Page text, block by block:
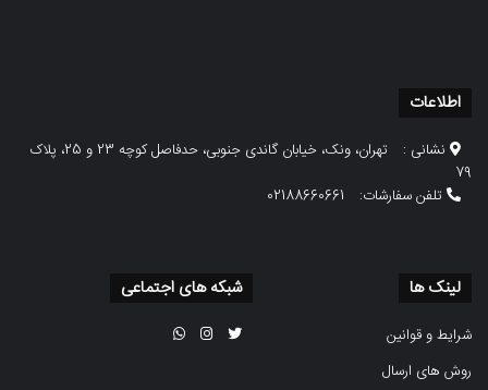
اطلاعات
نشانی :
تهران، ونک، خیابان گاندی جنوبی، حدفاصل کوچه 23 و 25، پلاک
79
تلفن سفارشات:
02188660661
لینک ها
شرایط و قوانین
روش های ارسال
شبکه های اجتماعی